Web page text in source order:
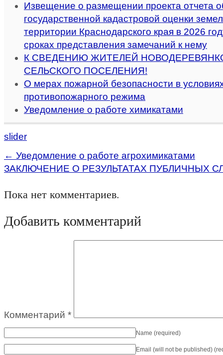
Извещение о размещении проекта отчета
государственной кадастровой оценки
территории Краснодарского края в 2026
сроках представления замечаний к нему
К СВЕДЕНИЮ ЖИТЕЛЕЙ
СЕЛЬСКОГО ПОСЕЛЕНИЯ!
О мерах пожарной безопасности в
противопожарного режима
Уведомление о работе химикатами
slider
← Уведомление о работе агрохимикатами
ЗАКЛЮЧЕНИЕ О РЕЗУЛЬТАТАХ ПУБЛИЧНЫХ
Пока нет комментариев.
Добавить комментарий
Комментарий *
Name (required)
Email (will not be published)